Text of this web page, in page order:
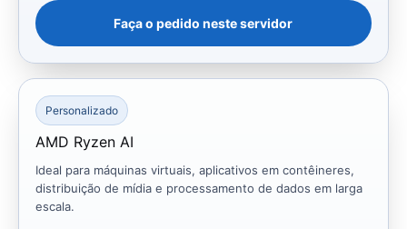
Faça o pedido neste servidor
Personalizado
AMD Ryzen AI
Ideal para máquinas virtuais, aplicativos em contêineres,
distribuição de mídia e processamento de dados em larga
escala.